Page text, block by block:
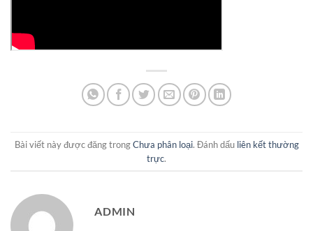
Bài viết này được đăng trongChưa phân loại. Đánh dấu liên kết thường
trực.
ADMIN